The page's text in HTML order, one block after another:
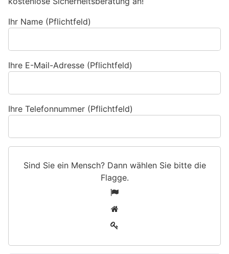
Ihr Name (Pflichtfeld)
Ihre E-Mail-Adresse (Pflichtfeld)
Ihre Telefonnummer (Pflichtfeld)
Sind Sie ein Mensch? Dann wählen Sie bitte die
Flagge.